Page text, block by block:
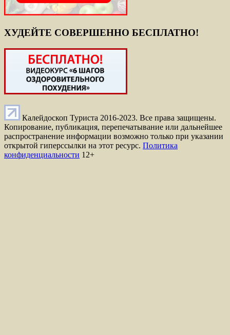
ХУДЕЙТЕ СОВЕРШЕННО БЕСПЛАТНО!
Калейдоскоп Туриста 2016-2023. Все права защищены.
Копирование, публикация, перепечатывание или дальнейшее
распространение информации возможно только при указании
открытой гиперссылки на этот ресурс. Политика
конфиденциальности 12+